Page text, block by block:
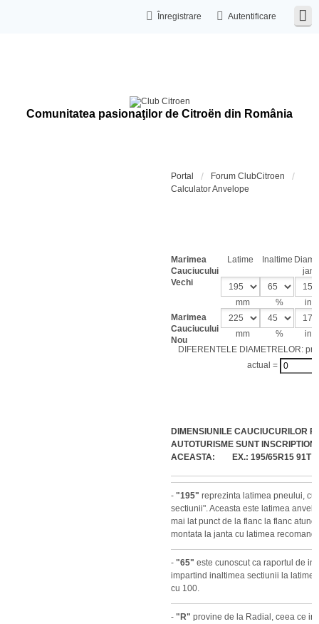
Autentificare
Înregistrare
Comunitatea pasionaţilor de Citroën din România
Portal
Forum ClubCitroen
Calculator Anvelope
Marimea
Cauciucului
Vechi
Latime Inaltime
mm %
Marimea
Cauciucului
Nou
mm %
DIFERENTELE DIAMETRELOR:
actual =
DIMENSIUNILE CAUCIUCURILOR
AUTOTURISME SUNT
ACEASTA: EX.: 195/65R15 91T
- "195" reprezinta latimea pneului,
sectiunii". Aceasta este latimea
mai lat punct de la flanc la flanc
montata la janta cu latimea
- "65" este cunoscut ca raportul de
impartind inaltimea sectiunii la
cu 100.
- "R" provine de la Radial, ceea ce